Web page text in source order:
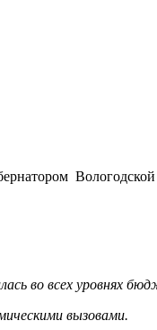
во всех уровнях
вызовами.